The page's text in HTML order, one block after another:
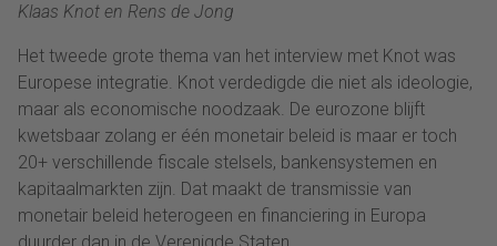
Klaas Knot en Rens de Jong
Het tweede grote thema van het interview met Knot was
Europese integratie. Knot verdedigde die niet als ideologie,
maar als economische noodzaak. De eurozone blijft
kwetsbaar zolang er één monetair beleid is maar er toch
20+ verschillende fiscale stelsels, bankensystemen en
kapitaalmarkten zijn. Dat maakt de transmissie van
monetair beleid heterogeen en financiering in Europa